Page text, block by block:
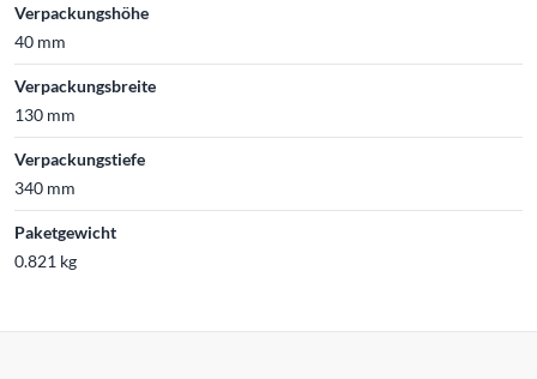
Verpackungshöhe
40 mm
Verpackungsbreite
130 mm
Verpackungstiefe
340 mm
Paketgewicht
0.821 kg